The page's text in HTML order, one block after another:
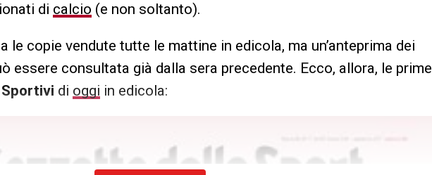
di calcio (e non soltanto).
le copie vendute tutte le mattine in edicola, ma un’anteprima dei
essere consultata già dalla sera precedente. Ecco, allora, le prime
di oggi in edicola: